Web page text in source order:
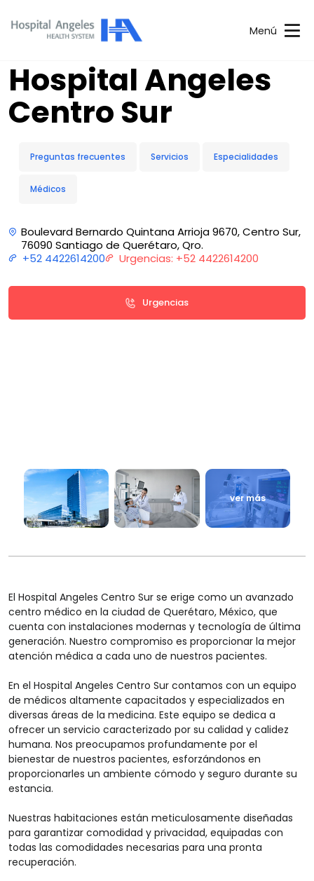
Menú
Hospital Angeles
Centro Sur
Preguntas frecuentes Servicios Especialidades
Médicos
Boulevard Bernardo Quintana Arrioja 9670, Centro Sur,
76090 Santiago de Querétaro, Qro.
+52 4422614200
Urgencias: +52 4422614200
Urgencias
ver más
El Hospital Angeles Centro Sur se erige como un avanzado
centro médico en la ciudad de Querétaro, México, que
cuenta con instalaciones modernas y tecnología de última
generación. Nuestro compromiso es proporcionar la mejor
atención médica a cada uno de nuestros pacientes.
En el Hospital Angeles Centro Sur contamos con un equipo
de médicos altamente capacitados y especializados en
diversas áreas de la medicina. Este equipo se dedica a
ofrecer un servicio caracterizado por su calidad y calidez
humana. Nos preocupamos profundamente por el
bienestar de nuestros pacientes, esforzándonos en
proporcionarles un ambiente cómodo y seguro durante su
estancia.
Nuestras habitaciones están meticulosamente diseñadas
para garantizar comodidad y privacidad, equipadas con
todas las comodidades necesarias para una pronta
recuperación.